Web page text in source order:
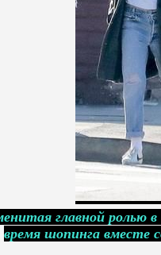
главной ролью
время шопинга вместе